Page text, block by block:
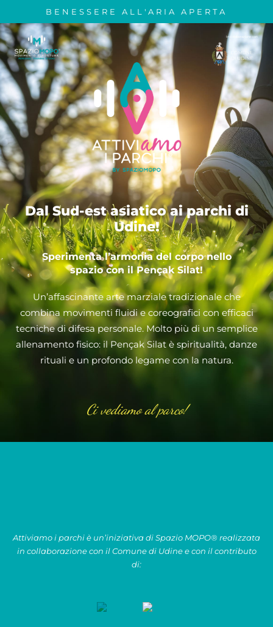
BENESSERE ALL'ARIA APERTA
In collaborazione con:
Dal Sud-est asiatico ai parchi di
Udine!
Sperimenta l’armonia del corpo nello
spazio con il Pençak Silat!
Un’affascinante arte marziale tradizionale che
combina movimenti fluidi e coreografici con efficaci
tecniche di difesa personale. Molto più di un semplice
allenamento fisico: il Pençak Silat è spiritualità, danze
rituali e un profondo legame con la natura.
Ci vediamo al parco!
Attiviamo i parchi è un’iniziativa di Spazio MOPO® realizzata
in collaborazione con il Comune di Udine e con il contributo
di: